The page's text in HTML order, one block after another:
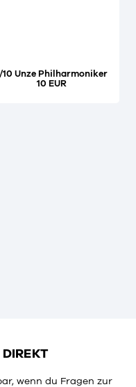
10 Unze Philharmoniker
10 EUR
wenn du Fragen zur